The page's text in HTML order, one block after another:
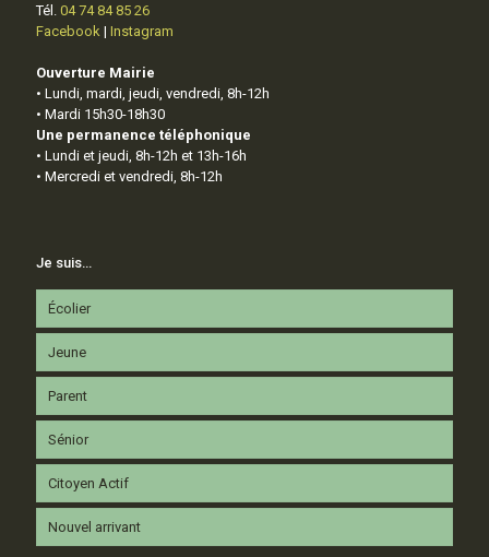
Tél. 04 74 84 85 26
Facebook | Instagram
Ouverture Mairie
• Lundi, mardi, jeudi, vendredi, 8h-12h
• Mardi 15h30-18h30
Une permanence téléphonique
• Lundi et jeudi, 8h-12h et 13h-16h
• Mercredi et vendredi, 8h-12h
Je suis…
Écolier
Jeune
Parent
Sénior
Citoyen Actif
Nouvel arrivant